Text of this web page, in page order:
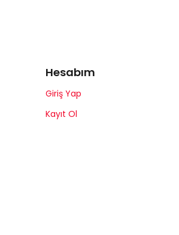
Hesabım
Giriş Yap
Kayıt Ol